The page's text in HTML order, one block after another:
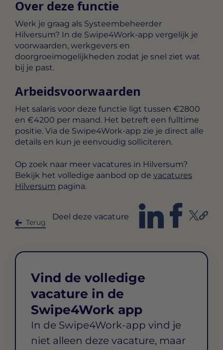
Over deze functie
Werk je graag als Systeembeheerder
Hilversum? In de Swipe4Work-app vergelijk je
voorwaarden, werkgevers en
doorgroeimogelijkheden zodat je snel ziet wat
bij je past.
Arbeidsvoorwaarden
Het salaris voor deze functie ligt tussen €2800
en €4200 per maand. Het betreft een fulltime
positie. Via de Swipe4Work-app zie je direct alle
details en kun je eenvoudig solliciteren.
Op zoek naar meer vacatures in Hilversum?
Bekijk het volledige aanbod op de vacatures
Hilversum pagina.
Terug
Deel deze vacature
Vind de volledige
vacature in de
Swipe4Work app
In de Swipe4Work-app vind je
niet alleen deze vacature, maar